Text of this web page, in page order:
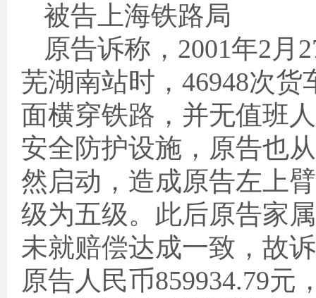
被告上海铁路局
原告诉称， 2001年2 月
芜湖南站时， 46948次货
面横穿铁路，并无值班
安全防护设施，原告也
然启动，造成原告左上
级为五级。此后原告家
未就赔偿达成一致，故
原告人民币859934.79元